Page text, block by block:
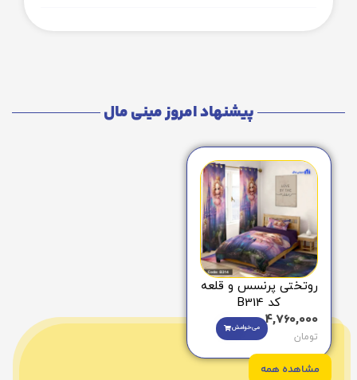
پیشنهاد امروز مینی مال
روتختی پرنسس و قلعه
کد B314
4,760,000
تومان
می‌خوامش
مشاهده همه